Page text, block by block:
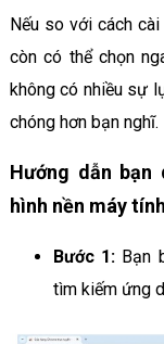
Nếu so với cách
còn có thể chọn
không có nhiều sự
chóng hơn bạn nghĩ.
Hướng dẫn bạn
hình nền máy tính
Bước 1: Bạn
tìm kiếm ứng